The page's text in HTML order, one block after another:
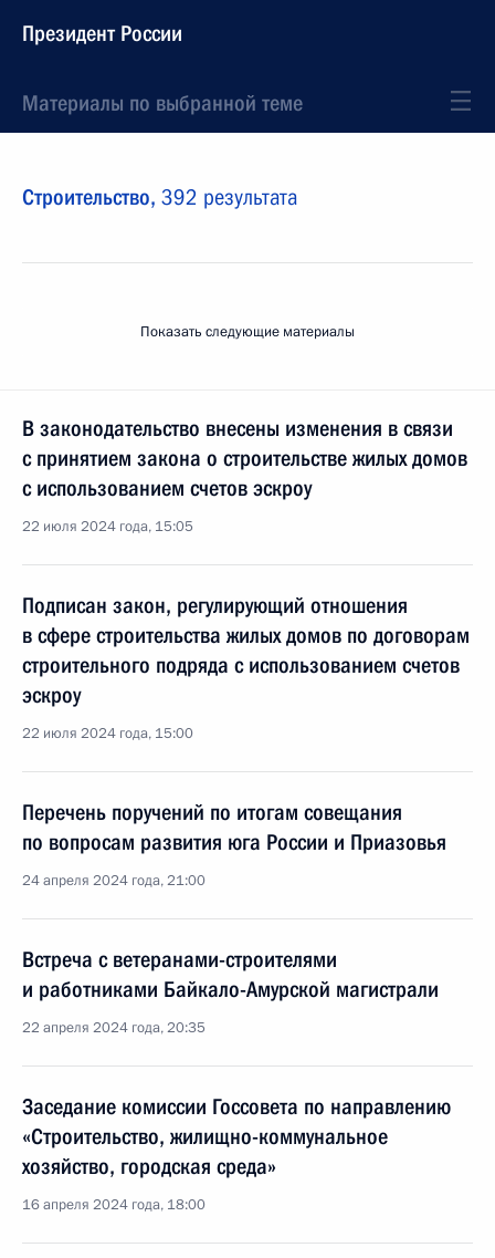
Президент России
Материалы по выбранной теме
Строительство, 392 результата
Показать следующие материалы
В законодательство внесены изменения в связи
с принятием закона о строительстве жилых домов
с использованием счетов эскроу
22 июля 2024 года, 15:05
Подписан закон, регулирующий отношения
в сфере строительства жилых домов по договорам
строительного подряда с использованием счетов
эскроу
22 июля 2024 года, 15:00
Перечень поручений по итогам совещания
по вопросам развития юга России и Приазовья
24 апреля 2024 года, 21:00
Встреча с ветеранами-строителями
и работниками Байкало-Амурской магистрали
22 апреля 2024 года, 20:35
Заседание комиссии Госсовета по направлению
«Строительство, жилищно-коммунальное
хозяйство, городская среда»
16 апреля 2024 года, 18:00